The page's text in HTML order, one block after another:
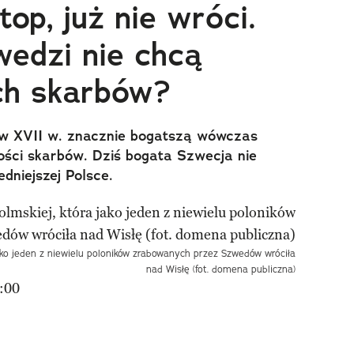
już nie wróci.
nie chcą
skarbów?
XVII w. znacznie bogatszą wówczas
skarbów. Dziś bogata Szwecja nie
Polsce.
jeden z niewielu poloników zrabowanych przez Szwedów wróciła
nad Wisłę (fot. domena publiczna)